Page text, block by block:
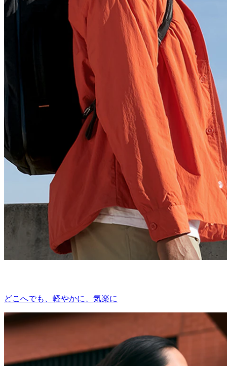
どこへでも、軽やかに、気楽に